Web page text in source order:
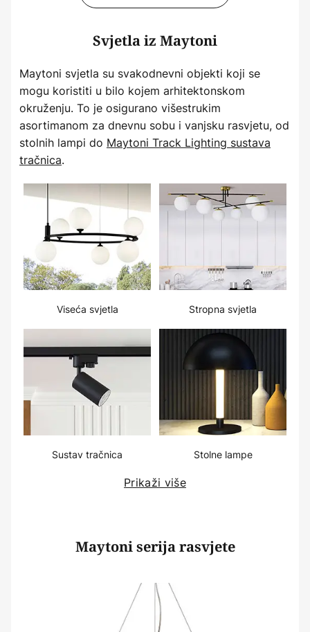
Svjetla iz Maytoni
Maytoni svjetla su svakodnevni objekti koji se
mogu koristiti u bilo kojem arhitektonskom
okruženju. To je osigurano višestrukim
asortimanom za dnevnu sobu i vanjsku rasvjetu, od
stolnih lampi do Maytoni Track Lighting sustava
tračnica.
Viseća svjetla Stropna svjetla
Sustav tračnica Stolne lampe
Prikaži više
Maytoni serija rasvjete